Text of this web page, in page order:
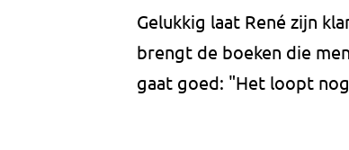
Gelukkig laat René zijn
brengt de boeken die
gaat goed: "Het loopt